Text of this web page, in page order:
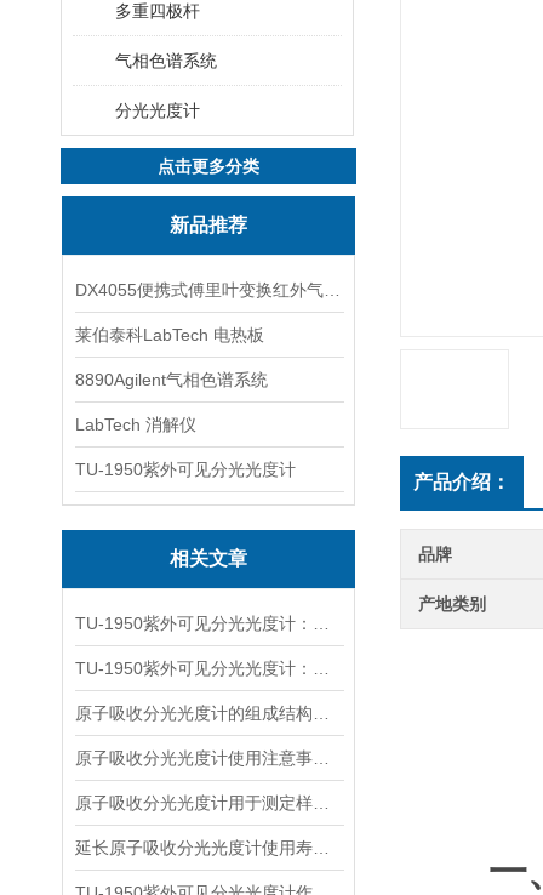
多重四极杆
气相色谱系统
分光光度计
点击更多分类
新品推荐
莱伯泰科LabTech 电热板
8890Agilent气相色谱系统
LabTech 消解仪
TU-1950紫外可见分光光度计
相关文章
产品介绍：
品牌
产地类别
一